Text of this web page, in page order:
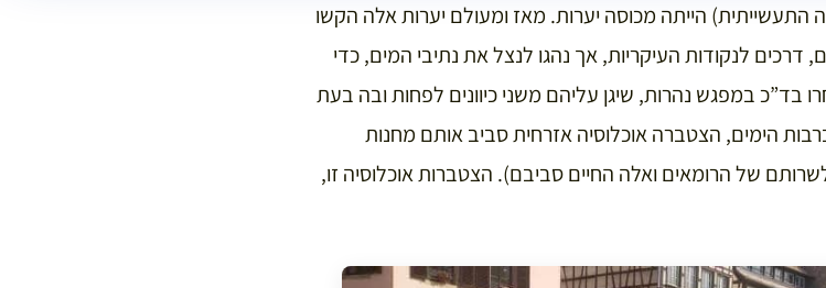
הייתה מכוסה יערות. מאז ומעולם יערות אלה הקשו
לנקודות העיקריות, אך נהגו לנצל את נתיבי המים, כדי
בד”כ במפגש נהרות, שיגן עליהם משני כיוונים לפחות ובה בעת
הימים, הצטברה אוכלוסיה אזרחית סביב אותם מחנות
של הרומאים ואלה החיים סביבם). הצטברות אוכלוסיה זו,